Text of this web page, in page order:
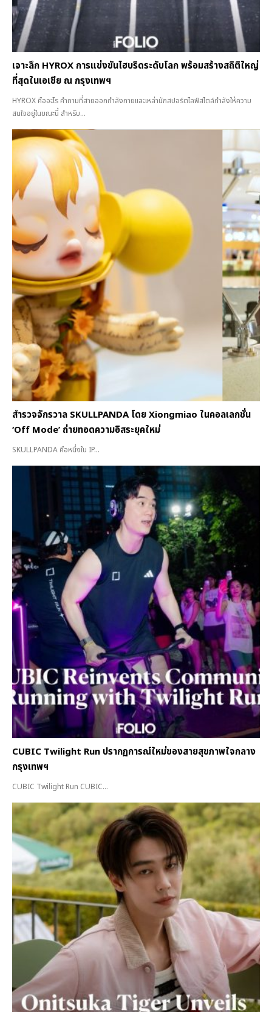
เจาะลึก HYROX การแข่งขันไฮบริดระดับโลก พร้อมสร้างสถิติใหญ่
ที่สุดในเอเชีย ณ กรุงเทพฯ
HYROX คืออะไร คำถามที่สายออกกำลังกายและเหล่านักสปอร์ตไลฟ์สไตล์กำลังให้ความ
สนใจอยู่ในขณะนี้ สำหรับ...
สำรวจจักรวาล SKULLPANDA โดย Xiongmiao ในคอลเลกชั่น
‘Off Mode’ ถ่ายทอดความอิสระยุคใหม่
SKULLPANDA คือหนึ่งใน IP...
CUBIC Twilight Run ปรากฏการณ์ใหม่ของสายสุขภาพใจกลาง
กรุงเทพฯ
CUBIC Twilight Run CUBIC...